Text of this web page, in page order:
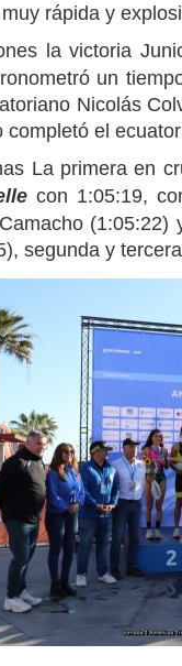
rápida y
la victoria
un
Nicolás
completó el
La primera en
con 1:05:19,
(1:05:22)
segunda y